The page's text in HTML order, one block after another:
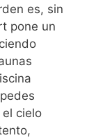
es, sin
pone un
cielo